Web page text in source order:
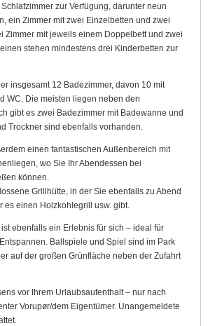
zur Verfügung, darunter neun
ein Zimmer mit zwei Einzelbetten und zwei
Zimmer mit jeweils einem Doppelbett und zwei
stehen mindestens drei Kinderbetten zur
insgesamt 12 Badezimmer, davon 10 mit
WC. Die meisten liegen neben den
gibt es zwei Badezimmer mit Badewanne und
Trockner sind ebenfalls vorhanden.
einen fantastischen Außenbereich mit
wo Sie Ihr Abendessen bei
können.
Grillhütte, in der Sie ebenfalls zu Abend
es einen Holzkohlegrill usw. gibt.
ebenfalls ein Erlebnis für sich – ideal für
Ballspiele und Spiel sind im Park
auf der großen Grünfläche neben der Zufahrt
vor Ihrem Urlaubsaufenthalt – nur nach
Vorupør/dem Eigentümer. Unangemeldete